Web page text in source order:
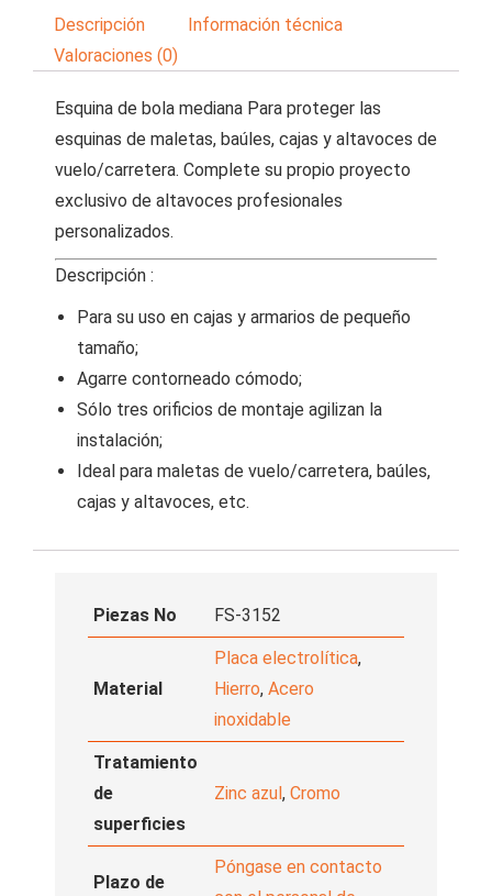
Descripción
Información técnica
Valoraciones (0)
Esquina de bola mediana Para proteger las
esquinas de maletas, baúles, cajas y altavoces de
vuelo/carretera. Complete su propio proyecto
exclusivo de altavoces profesionales
personalizados.
Descripción :
Para su uso en cajas y armarios de pequeño
tamaño;
Agarre contorneado cómodo;
Sólo tres orificios de montaje agilizan la
instalación;
Ideal para maletas de vuelo/carretera, baúles,
cajas y altavoces, etc.
Piezas No FS-3152
Material
Placa electrolítica,
Hierro, Acero
inoxidable
Tratamiento
de
superficies
Zinc azul, Cromo
Plazo de
Póngase en contacto